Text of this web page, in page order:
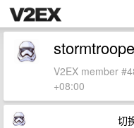
V2EX member
+08:00
切